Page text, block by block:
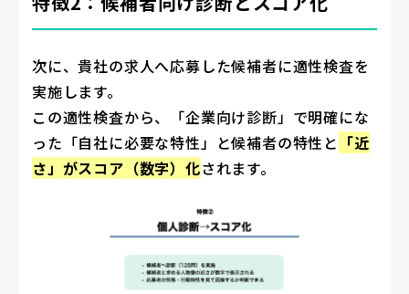
次に、貴社の求人へ応募した候補者に適性検査を
実施します。
この適性検査から、「企業向け診断」で明確にな
った「自社に必要な特性」と候補者の特性と 「近
さ」がスコア（数字）化されます。